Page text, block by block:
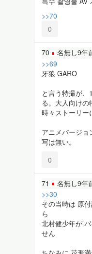
>>70
0
70 名無し9年
>>69
牙狼 GARO
と言う特撮が
る。大人向けの
時々ストーリー
アニメバージ
写は無い。
0
71 名無し9年
>>30
その当時は 原
ら
北村健少年が
せん